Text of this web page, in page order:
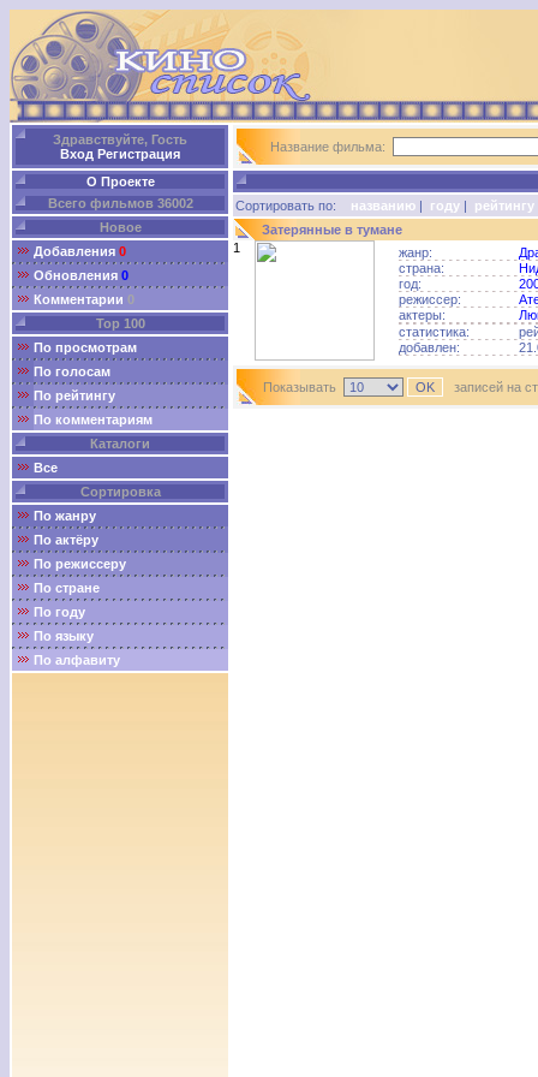
Здравствуйте, Гость
Вход Регистрация
О Проекте
Всего фильмов 36002
Новое
Добавления 0
Обновления 0
Комментарии 0
Top 100
По просмотрам
По голосам
По рейтингу
По комментариям
Каталоги
Все
Сортировка
По жанру
По актёру
По режиссеру
По стране
По году
По языку
По алфавиту
Название фильма:
Сортировать по: названию | году | рейтингу
Затерянные в тумане
1
жанр:
страна:
год:
режиссер:
актеры:
статистика:
добавлен:
Показывать записей на